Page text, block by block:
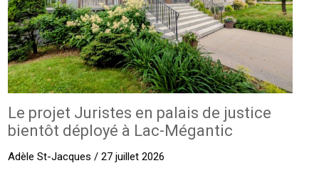
Le projet Juristes en palais de justice
bientôt déployé à Lac-Mégantic
Adèle St-Jacques / 27 juillet 2026